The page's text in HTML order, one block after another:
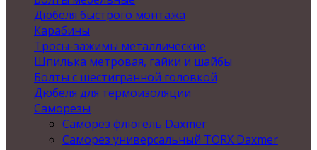
Дюбеля быстрого монтажа
Карабины
Тросы-зажимы металлические
Шпилька метровая, гайки и шайбы
Болты с шестигранной головкой
Дюбеля для термоизоляции
Саморезы
Саморез флюгель Daxmer
Саморез универсальный TORX Daxmer